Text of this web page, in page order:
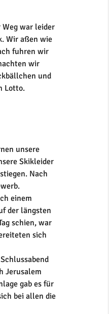
war leider
Wir aßen wie
fuhren wir
wir
und
Lotto.
unsere
Skikleider
Nach
einem
der längsten
schien, war
sich
Jerusalem
gab es für
bei allen die